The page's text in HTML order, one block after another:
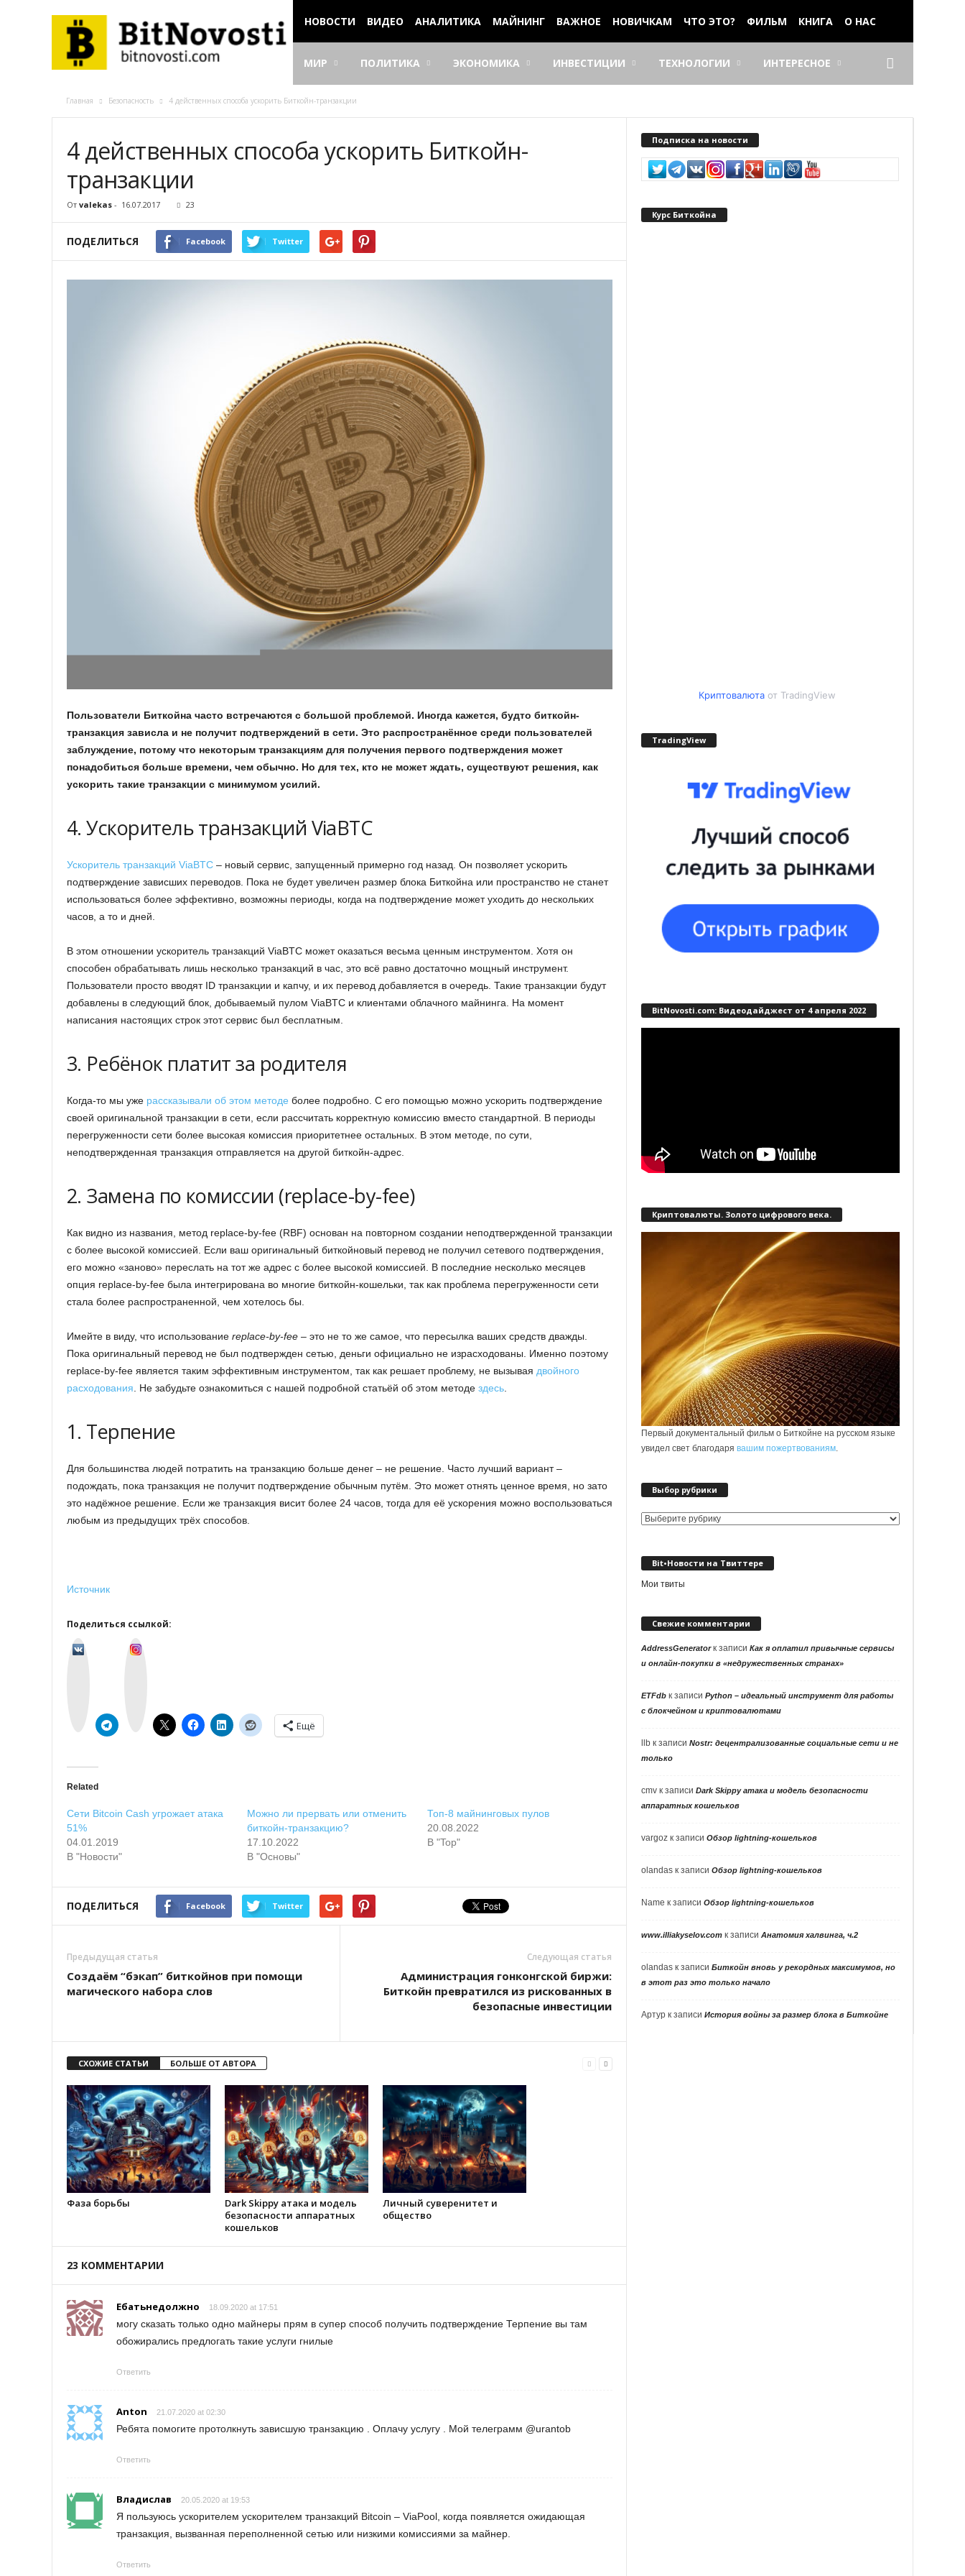
НОВОСТИ ВИДЕО АНАЛИТИКА МАЙНИНГ ВАЖНОЕ НОВИЧКАМ ЧТО ЭТО? ФИЛЬМ КНИГА О НАС
МИР ПОЛИТИКА ЭКОНОМИКА ИНВЕСТИЦИИ ТЕХНОЛОГИИ ИНТЕРЕСНОЕ
Главная Безопасность 4 действенных способа ускорить Биткойн-транзакции
4 действенных способа ускорить Биткойн-
транзакции
От valekas - 16.07.2017 23
ПОДЕЛИТЬСЯ Facebook Twitter
Пользователи Биткойна часто встречаются с большой проблемой. Иногда кажется, будто биткойн-
транзакция зависла и не получит подтверждений в сети. Это распространённое среди пользователей
заблуждение, потому что некоторым транзакциям для получения первого подтверждения может
понадобиться больше времени, чем обычно. Но для тех, кто не может ждать, существуют решения, как
ускорить такие транзакции с минимумом усилий.
4. Ускоритель транзакций ViaBTC
Ускоритель транзакций ViaBTC – новый сервис, запущенный примерно год назад. Он позволяет ускорить
подтверждение зависших переводов. Пока не будет увеличен размер блока Биткойна или пространство не станет
использоваться более эффективно, возможны периоды, когда на подтверждение может уходить до нескольких
часов, а то и дней.
В этом отношении ускоритель транзакций ViaBTC может оказаться весьма ценным инструментом. Хотя он
способен обрабатывать лишь несколько транзакций в час, это всё равно достаточно мощный инструмент.
Пользователи просто вводят ID транзакции и капчу, и их перевод добавляется в очередь. Такие транзакции будут
добавлены в следующий блок, добываемый пулом ViaBTC и клиентами облачного майнинга. На момент
написания настоящих строк этот сервис был бесплатным.
3. Ребёнок платит за родителя
Когда-то мы уже рассказывали об этом методе более подробно. С его помощью можно ускорить подтверждение
своей оригинальной транзакции в сети, если рассчитать корректную комиссию вместо стандартной. В периоды
перегруженности сети более высокая комиссия приоритетнее остальных. В этом методе, по сути,
неподтвержденная транзакция отправляется на другой биткойн-адрес.
2. Замена по комиссии (replace-by-fee)
Как видно из названия, метод replace-by-fee (RBF) основан на повторном создании неподтвержденной транзакции
с более высокой комиссией. Если ваш оригинальный биткойновый перевод не получил сетевого подтверждения,
его можно «заново» переслать на тот же адрес с более высокой комиссией. В последние несколько месяцев
опция replace-by-fee была интегрирована во многие биткойн-кошельки, так как проблема перегруженности сети
стала более распространенной, чем хотелось бы.
Имейте в виду, что использование replace-by-fee – это не то же самое, что пересылка ваших средств дважды.
Пока оригинальный перевод не был подтвержден сетью, деньги официально не израсходованы. Именно поэтому
replace-by-fee является таким эффективным инструментом, так как решает проблему, не вызывая двойного
расходования . Не забудьте ознакомиться с нашей подробной статьёй об этом методе здесь
1. Терпение
Для большинства людей потратить на транзакцию больше денег – не решение. Часто лучший вариант –
подождать, пока транзакция не получит подтверждение обычным путём. Это может отнять ценное время, но зато
это надёжное решение. Если же транзакция висит более 24 часов, тогда для её ускорения можно воспользоваться
любым из предыдущих трёх способов.
Источник
Поделиться ссылкой:
Ещё
Related
Сети Bitcoin Cash угрожает атака
51%
04.01.2019
В "Новости"
Можно ли прервать или отменить
биткойн-транзакцию?
17.10.2022
В "Основы"
Топ-8 майнинговых пулов
20.08.2022
В "Top"
ПОДЕЛИТЬСЯ Facebook Twitter
Предыдущая статья
Создаём “бэкап” биткойнов при помощи
магического набора слов
Следующая статья
Администрация гонконгской биржи:
Биткойн превратился из рискованных в
безопасные инвестиции
СХОЖИЕ СТАТЬИ БОЛЬШЕ ОТ АВТОРА
Фаза борьбы
Dark Skippy атака и модель
безопасности аппаратных
кошельков
Личный суверенитет и
общество
23 КОММЕНТАРИИ
Ебатьнедолжно 18.09.2020 at 17:51
могу сказать только одно майнеры прям в супер способ получить подтверждение Терпение вы там
обожирались предлогать такие услуги гнилые
Ответить
Anton 21.07.2020 at 02:30
Ребята помогите протолкнуть зависшую транзакцию . Оплачу услугу . Мой телеграмм @urantob
Ответить
Владислав 20.05.2020 at 19:53
Я пользуюсь ускорителем ускорителем транзакций Bitcoin – ViaPool, когда появляется ожидающая
транзакция, вызванная переполненной сетью или низкими комиссиями за майнер.
Ответить
Подписка на новости
Курс Биткойна
Криптовалютаот TradingView
TradingView
BitNovosti.com: Видеодайджест от 4 апреля 2022
Криптовалюты. Золото цифрового века.
Первый документальный фильм о Биткойне на русском языке
увидел свет благодарявашим пожертвованиям.
Выбор рубрики
Выбор
Bit•Новости на Твиттере
Мои твиты
Свежие комментарии
AddressGeneratorк записиКак я оплатил привычные сервисы
и онлайн-покупки в «недружественных странах»
ETFdb к записиPython – идеальный инструмент для работы
с блокчейном и криптовалютами
llb к записиNostr: децентрализованные социальные сети и не
только
cmv к записиDark Skippy атака и модель безопасности
аппаратных кошельков
vargoz к записиОбзор lightning-кошельков
olandas к записиОбзор lightning-кошельков
Name к записиОбзор lightning-кошельков
www.illiakyselov.com к записиАнатомия халвинга, ч.2
olandas к записиБиткойн вновь у рекордных максимумов, но
в этот раз это только начало
Артур к записиИстория войны за размер блока в Биткойне